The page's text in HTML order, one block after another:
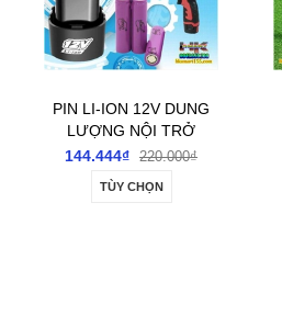
PIN LI-ION 12V DUNG
LƯỢNG NỘI TRỞ
CAO CHO CÁC LOẠI
144.444₫ 220.000₫
TÙY CHỌN